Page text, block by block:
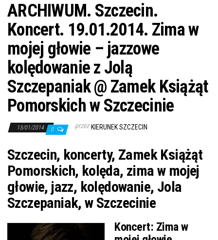
ARCHIWUM. Szczecin.
Koncert. 19.01.2014. Zima w
mojej głowie – jazzowe
kolędowanie z Jolą
Szczepaniak @ Zamek Książąt
Pomorskich w Szczecinie
13/01/2014 0 przez KIERUNEK SZCZECIN
Szczecin, koncerty, Zamek Książąt
Pomorskich, kolęda, zima w mojej
głowie, jazz, kolędowanie, Jola
Szczepaniak, w Szczecinie
Koncert: Zima w